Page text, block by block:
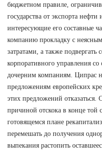
бюджетном правиле,
государства от экспорта
интересующие его составные
компанию прокладку с
затратами, а также подвергать
корпоративного управления
дочерним компаниям. Ципрас
предложениям европейских
этих предложений отказаться.
причиной отскока в конце той
готовящемся плане
перемешать до получения
выпекания растопить